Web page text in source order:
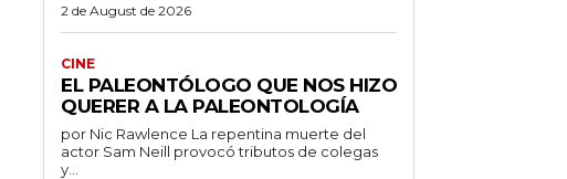
2 de August de 2026
CINE
EL PALEONTÓLOGO QUE NOS HIZO
QUERER A LA PALEONTOLOGÍA
por Nic Rawlence La repentina muerte del
actor Sam Neill provocó tributos de colegas
y...